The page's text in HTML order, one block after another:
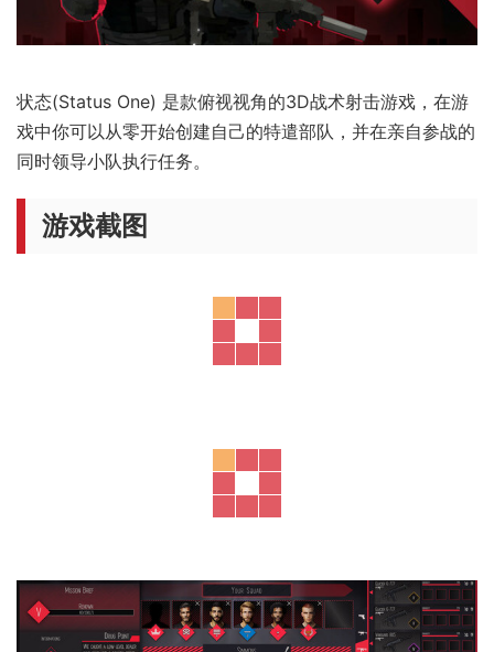
状态(Status One) 是款俯视视角的3D战术射击游戏，在游
戏中你可以从零开始创建自己的特遣部队，并在亲自参战的
同时领导小队执行任务。
游戏截图